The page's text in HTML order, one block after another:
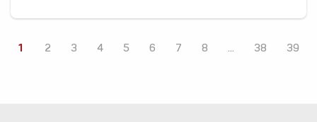
1 2 3 4 5 6 7 8 ... 38 39